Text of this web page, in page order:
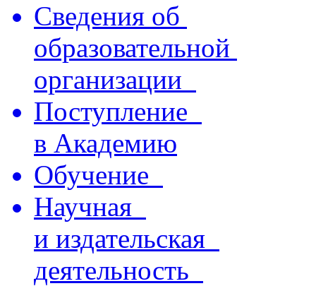
Сведения об
образовательной
организации
Поступление
в Академию
Обучение
Научная
и издательская
деятельность